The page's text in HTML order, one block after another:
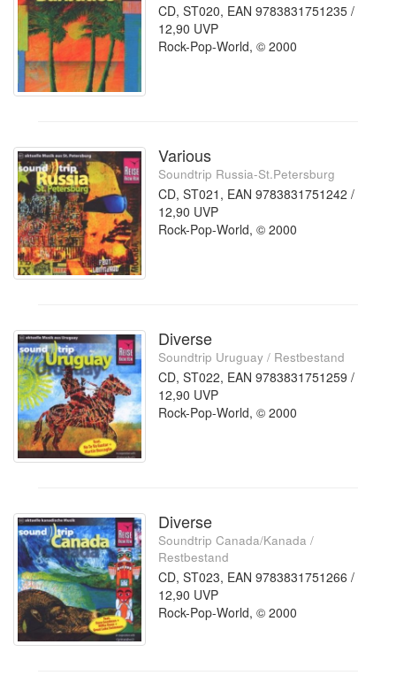
CD, ST020, EAN 9783831751235 /
12,90 UVP
Rock-Pop-World, © 2000
Various
Soundtrip Russia-St.Petersburg
CD, ST021, EAN 9783831751242 /
12,90 UVP
Rock-Pop-World, © 2000
Diverse
Soundtrip Uruguay / Restbestand
CD, ST022, EAN 9783831751259 /
12,90 UVP
Rock-Pop-World, © 2000
Diverse
Soundtrip Canada/Kanada /
Restbestand
CD, ST023, EAN 9783831751266 /
12,90 UVP
Rock-Pop-World, © 2000